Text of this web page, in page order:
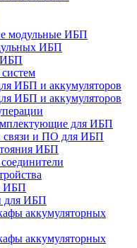
модульные ИБП
ИБП
ИБП
ИБП и аккумуляторов
ИБП и аккумуляторов
для ИБП
связи и ПО для ИБП
ИБП
ИБП
для ИБП
аккумуляторных
аккумуляторных